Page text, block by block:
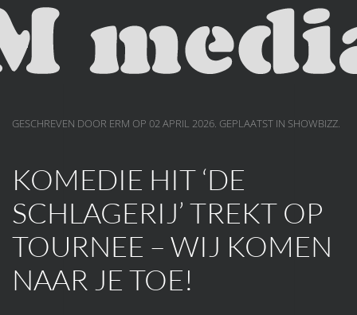
Skip to main content
GESCHREVEN DOOR ERM OP 02 APRIL 2026. GEPLAATST IN SHOWBIZZ.
KOMEDIE HIT ‘DE
SCHLAGERIJ’ TREKT OP
TOURNEE – WIJ KOMEN
NAAR JE TOE!